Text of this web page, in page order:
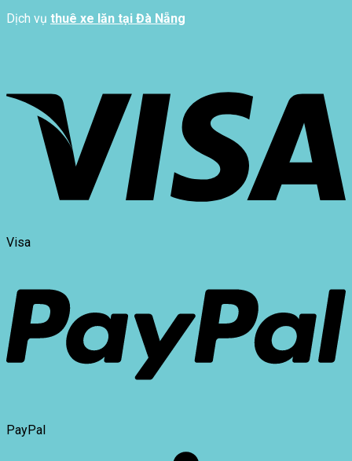
Dịch vụ thuê xe lăn tại Đà Nẵng
Visa
PayPal